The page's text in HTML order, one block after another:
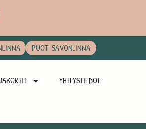
PUOTI SAVONLINNA
YHTEYSTIEDOT